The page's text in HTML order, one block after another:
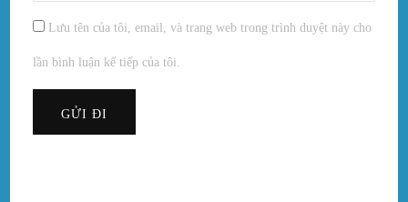
Lưu tên của tôi, email, và trang web trong trình duyệt này cho
lần bình luận kế tiếp của tôi.